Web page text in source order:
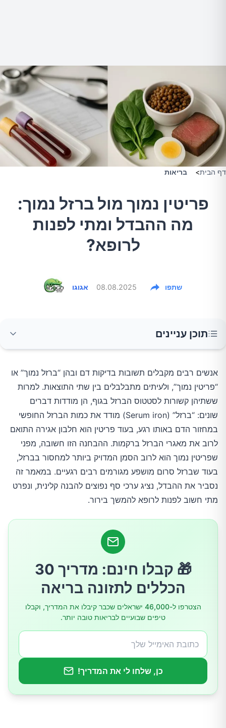
דף הבית> בריאות
פריטין נמוך מול ברזל נמוך:
מה ההבדל ומתי לפנות
לרופא?
אגוגו 08.08.2025 שתפו
תוכן עניינים
מה זה בכלל ברזל, ומה זה פריטין?
ברזל נמוך בסרום – למה זה לא סימן אמין לבדו?
פריטין נמוך – מה הוא מספר לנו?
ומה עם דלקת? כשהפריטין “מטעה”
איך רופאים מפרשים תוצאות: ערכי סף נפוצים
(תלויי הקשר)
בדיקות משלימות שמסייעות כשיש “אזור אפור”
מתי לפנות לרופא – ומה לבקש בבירור?
שאלות נפוצות
אנשים רבים מקבלים תשובות בדיקות דם ובהן “ברזל נמוך” או
“פריטין נמוך”, ולעיתים מתבלבלים בין שתי התוצאות. למרות
ששתיהן קשורות לסטטוס הברזל בגוף, הן מודדות דברים
שונים: “ברזל” (Serum iron) מודד את כמות הברזל החופשי
במחזור הדם באותו רגע, בעוד פריטין הוא חלבון אגירה התואם
לרוב את מאגרי הברזל ברקמות. ההבחנה הזו חשובה, מפני
שפריטין נמוך הוא לרוב הסמן המדויק ביותר למחסור בברזל,
בעוד שברזל סרום מושפע מגורמים רבים רגעיים. במאמר זה
נסביר את ההבדל, נציג ערכי סף נפוצים להבנה קלינית, ונפרט
מתי חשוב לפנות לרופא להמשך בירור.
🎁 קבלו חינם: מדריך 30
הכללים לתזונה בריאה
הצטרפו ל-46,000 ישראלים שכבר קיבלו את המדריך, וקבלו
טיפים שבועיים לבריאות טובה יותר.
כן, שלחו לי את המדריך!